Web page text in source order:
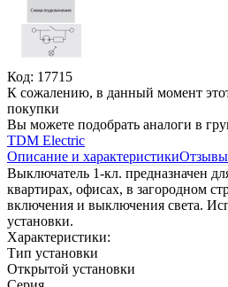
Код: 17715
К сожалению, в данный момент
покупки
Вы можете подобрать аналоги в
TDM Electric
Описание и характеристикиОтзывы
Выключатель 1-кл. предназначен
квартирах, офисах, в загородном
включения и выключения света.
установки.
Характеристики:
Тип установки
Открытой установки